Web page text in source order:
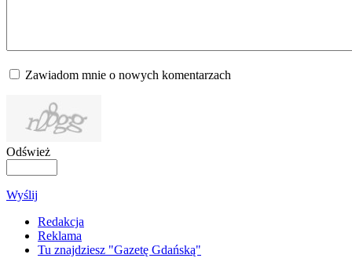
Zawiadom mnie o nowych komentarzach
Odśwież
Wyślij
Redakcja
Reklama
Tu znajdziesz "Gazetę Gdańską"